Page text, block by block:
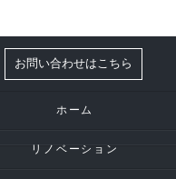
お問い合わせはこちら
ホーム
リノベーション